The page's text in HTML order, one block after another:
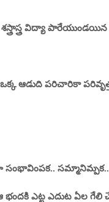
విద్యా
ఆడుది పరిచారికా
సంభావింపక.. సమ్మానిమ్పక..
భందకి ఎట్ట ఎదుట ఏల